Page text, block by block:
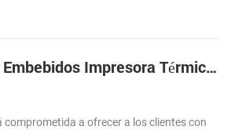
Super Diámetro Embebidos Impresora Térmica De Apoyo De La Caja De Efectivo
comprometida a ofrecer a los clientes con